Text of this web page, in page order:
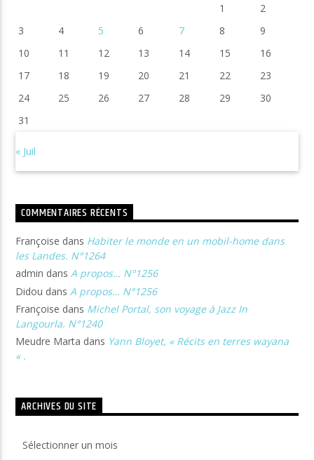
1
2
3
4 5 6 7 8
9
10
11 12 13 14 15
16
17
18 19 20 21 22
23
24
25 26 27 28 29
30
31
« Juil
COMMENTAIRES RÉCENTS
Françoise dans Habiter le monde en un mobil-home dans
les Landes. N°1264
admin dansA propos… N°1256
Didou dans A propos… N°1256
Françoise dans Michel Portal, son voyage à Jazz In
Langourla. N°1240
Meudre Marta dans Yann Bloyet, « Récits en terres wayana
« .
ARCHIVES DU SITE
du